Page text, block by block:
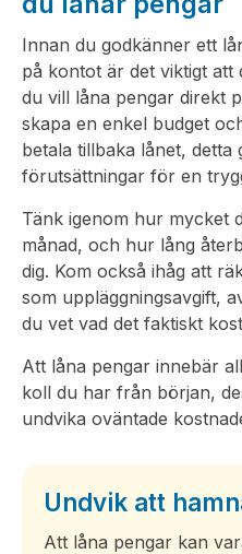
Innan du godkänner ett
på kontot är det viktigt att
du vill låna pengar direkt
skapa en enkel budget
betala tillbaka lånet, detta
förutsättningar för en
Tänk igenom hur mycket
månad, och hur lång
dig. Kom också ihåg att
som uppläggningsavgift,
du vet vad det faktiskt
Att låna pengar innebär
koll du har från början,
undvika oväntade
Undvik att
Att låna pengar kan